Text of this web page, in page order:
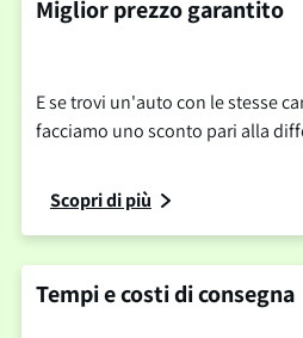
Miglior prezzo garantito
E se trovi un'auto con le stesse
facciamo uno sconto pari alla
Scopri di più
Tempi e costi di consegna